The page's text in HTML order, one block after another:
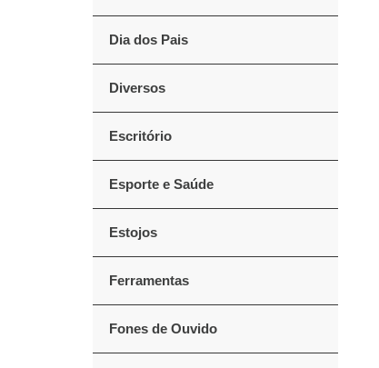
Dia dos Pais
Diversos
Escritório
Esporte e Saúde
Estojos
Ferramentas
Fones de Ouvido